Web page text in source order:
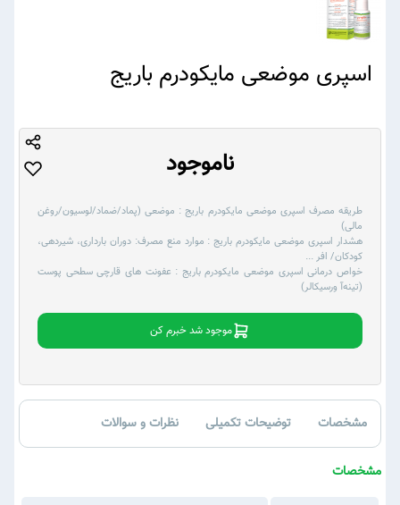
اسپری موضعی مایکودرم باریج
ناموجود
طریقه مصرف اسپری موضعی مایکودرم باریج : موضعی (پماد/ضماد/لوسیون/روغن
مالی)
هشدار اسپری موضعی مایکودرم باریج : موارد منع مصرف: دوران بارداری، شیردهی،
کودکان/ افر...
خواص درمانی اسپری موضعی مایکودرم باریج : عفونت های قارچی سطحی پوست
(تینه‌آ ورسیکالر)
موجود شد خبرم کن
مشخصات توضیحات تکمیلی نظرات و سوالات
مشخصات